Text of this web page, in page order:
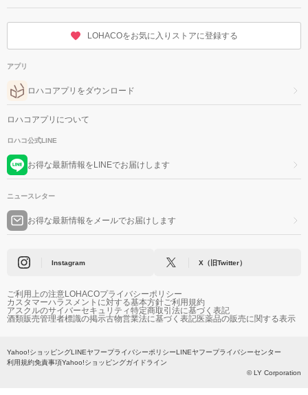
LOHACOをお気に入りストアに登録する
アプリ
ロハコアプリをダウンロード
ロハコアプリについて
ロハコ公式LINE
お得な最新情報をLINEでお届けします
ニュースレター
お得な最新情報をメールでお届けします
Instagram X（旧Twitter）
ご利用上の注意LOHACOプライバシーポリシー
カスタマーハラスメントに対する基本方針ご利用規約
アスクルのサイバーセキュリティ特定商取引法に基づく表記
酒類販売管理者標識の掲示古物営業法に基づく表記医薬品の販売に関する表示
Yahoo!ショッピングLINEヤフープライバシーポリシーLINEヤフープライバシーセンター
利用規約免責事項Yahoo!ショッピングガイドライン
© LY Corporation